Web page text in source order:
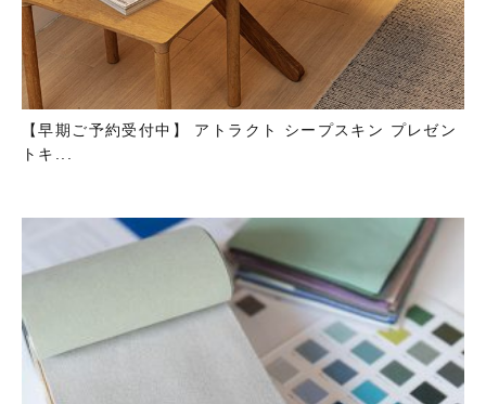
【早期ご予約受付中】 アトラクト シープスキン プレゼン
トキ...